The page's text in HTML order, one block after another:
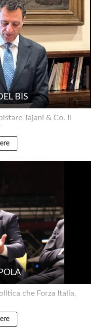
BIS
Tajani & Co. Il
che Forza Italia,